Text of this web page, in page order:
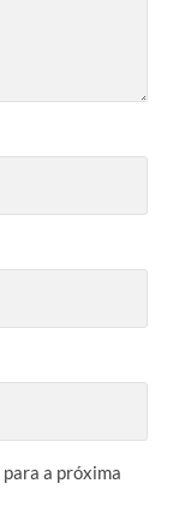
a próxima